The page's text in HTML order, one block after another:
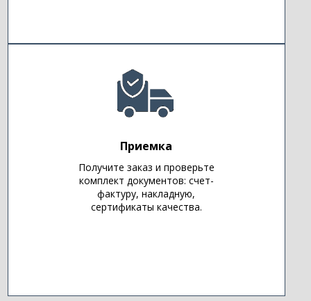
Приемка
Получите заказ и проверьте
комплект документов: счет-
фактуру, накладную,
сертификаты качества.